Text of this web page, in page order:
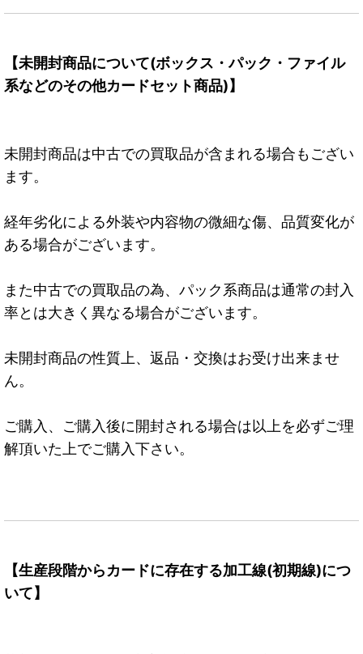
【未開封商品について(ボックス・パック・ファイル
系などのその他カードセット商品)】
未開封商品は中古での買取品が含まれる場合もござい
ます。
経年劣化による外装や内容物の微細な傷、品質変化が
ある場合がございます。
また中古での買取品の為、パック系商品は通常の封入
率とは大きく異なる場合がございます。
未開封商品の性質上、返品・交換はお受け出来ませ
ん。
ご購入、ご購入後に開封される場合は以上を必ずご理
解頂いた上でご購入下さい。
【生産段階からカードに存在する加工線(初期線)につ
いて】